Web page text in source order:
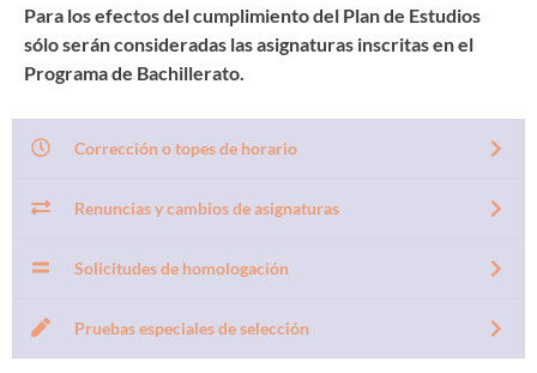
Para los efectos del cumplimiento del Plan de Estudios
sólo serán consideradas las asignaturas inscritas en el
Programa de Bachillerato.
Corrección o topes de horario
Renuncias y cambios de asignaturas
Solicitudes de homologación
Pruebas especiales de selección